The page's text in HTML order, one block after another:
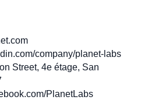
company/planet-labs
Street, 4e étage, San
PlanetLabs